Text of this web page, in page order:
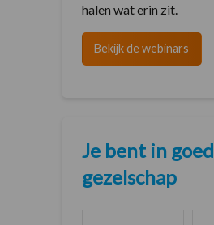
halen wat erin zit.
Bekijk de webinars
Je bent in goed
gezelschap